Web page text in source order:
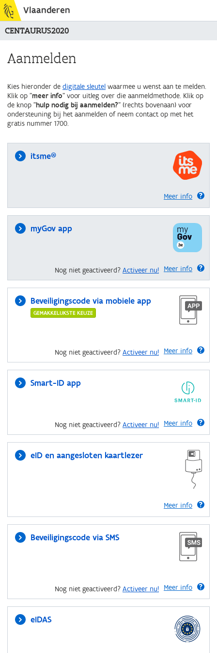
Vlaanderen
CENTAURUS2020
Aanmelden
Kies hieronder de digitale sleutel waarmee u wenst aan te melden.
Klik op "meer info" voor uitleg over die aanmeldmethode. Klik op
de knop "hulp nodig bij aanmelden?" (rechts bovenaan) voor
ondersteuning bij het aanmelden of neem contact op met het
gratis nummer 1700.
itsme®
Meer info
myGov app
Meer info
Nog niet geactiveerd? Activeer nu!
Beveiligingscode via mobiele app
GEMAKKELIJKSTE KEUZE
Meer info
Nog niet geactiveerd? Activeer nu!
Smart-ID app
Meer info
Nog niet geactiveerd? Activeer nu!
eID en aangesloten kaartlezer
Meer info
Beveiligingscode via SMS
Meer info
Nog niet geactiveerd? Activeer nu!
eIDAS